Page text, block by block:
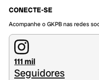
CONECTE-SE
Acompanhe o GKPB nas redes
111 mil
Seguidores